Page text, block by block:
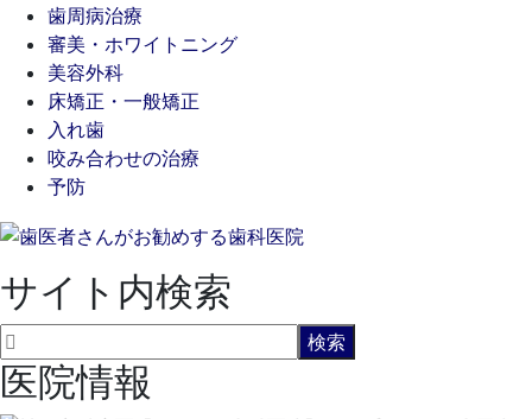
歯周病治療
審美・ホワイトニング
美容外科
床矯正・一般矯正
入れ歯
咬み合わせの治療
予防
サイト内検索
医院情報